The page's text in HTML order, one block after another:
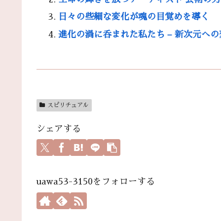
日々の些細な変化が魂の目覚めを導く
進化の渦に呑まれた私たち – 新次元への
スピリチュアル
シェアする
uawa53-3150をフォローする